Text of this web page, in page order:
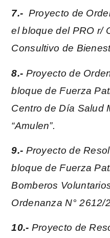
7.- Proyecto de
el bloque del PRO r/
Consultivo de
8.- Proyecto de
bloque de Fuerza
Centro de Día Salud
“Amulen”.
9.- Proyecto de
bloque de Fuerza
Bomberos
Ordenanza N° 2612/
10.- Proyecto de